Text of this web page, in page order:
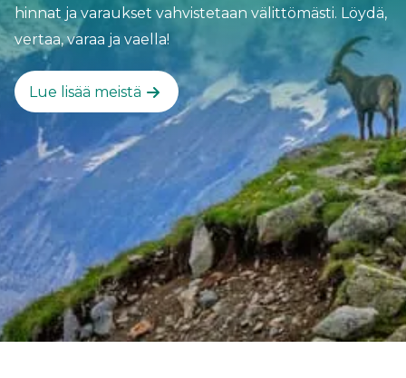
viettää yösi viihtyisissä vuoristomökeissä ja ylittää
Saksan-Itävallan rajan yli 2 000 metrin (6 561 ft)
korkeudessa. Mökkikierroksen aikana nauti
kuuluisasta Partnachin rotkosta, vesiputouksista
ja puroista Reintalin laaksossa sekä haastavista
jyrkistä kallio-osuuksista. Nähdäänkö huipulla?
hinnat ja varaukset vahvistetaan välittömästi. Löydä,
vertaa, varaa ja vaella!
Lue lisää meistä